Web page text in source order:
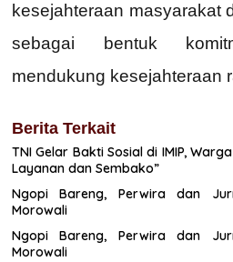
kesejahteraan masyarakat
sebagai bentuk
mendukung kesejahteraan
Berita Terkait
TNI Gelar Bakti Sosial di IMIP,
Layanan dan Sembako”
Ngopi Bareng, Perwira dan
Morowali
Ngopi Bareng, Perwira dan
Morowali